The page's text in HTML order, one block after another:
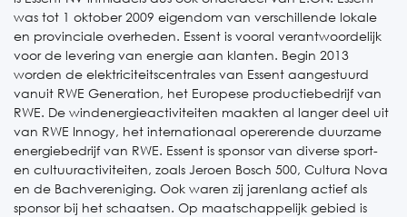
was tot 1 oktober 2009 eigendom van verschillende lokale
en provinciale overheden. Essent is vooral verantwoordelijk
voor de levering van energie aan klanten. Begin 2013
worden de elektriciteitscentrales van Essent aangestuurd
vanuit RWE Generation, het Europese productiebedrijf van
RWE. De windenergieactiviteiten maakten al langer deel uit
van RWE Innogy, het internationaal opererende duurzame
energiebedrijf van RWE. Essent is sponsor van diverse sport-
en cultuuractiviteiten, zoals Jeroen Bosch 500, Cultura Nova
en de Bachvereniging. Ook waren zij jarenlang actief als
sponsor bij het schaatsen. Op maatschappelijk gebied is